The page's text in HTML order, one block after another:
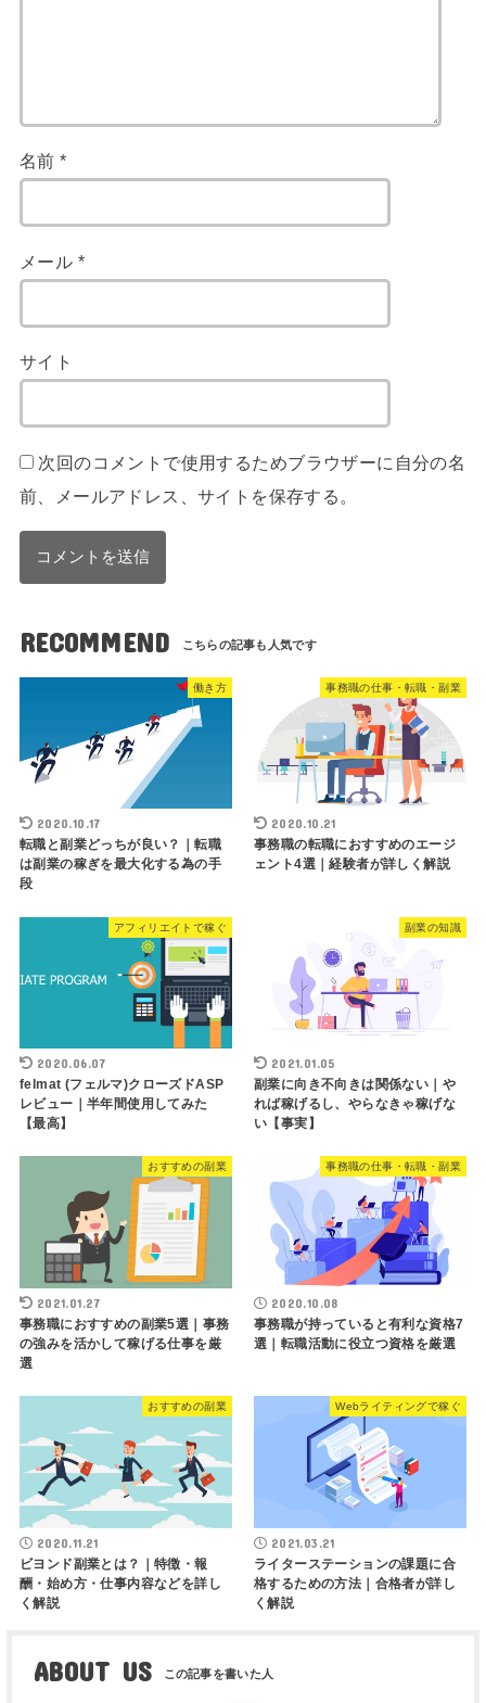
名前*
メール *
サイト
次回のコメントで使用するためブラウザーに自分の名
前、メールアドレス、サイトを保存する。
RECOMMEND
働き方
2020.10.17
転職と副業どっちが良い？｜転職
は副業の稼ぎを最大化する為の手
段
事務職の仕事・転職・副業
2020.10.21
事務職の転職におすすめのエージ
ェント4選｜経験者が詳しく解説
アフィリエイトで稼ぐ
2020.06.07
felmat (フェルマ)クローズドASP
レビュー｜半年間使用してみた
【最高】
副業の知識
2021.01.05
副業に向き不向きは関係ない｜や
れば稼げるし、やらなきゃ稼げな
い【事実】
おすすめの副業
2021.01.27
事務職におすすめの副業5選｜事務
の強みを活かして稼げる仕事を厳
選
事務職の仕事・転職・副業
2020.10.08
事務職が持っていると有利な資格7
選｜転職活動に役立つ資格を厳選
おすすめの副業
2020.11.21
ビヨンド副業とは？｜特徴・報
酬・始め方・仕事内容などを詳し
く解説
Webライティングで稼ぐ
2021.03.21
ライターステーションの課題に合
格するための方法｜合格者が詳し
く解説
ABOUT US